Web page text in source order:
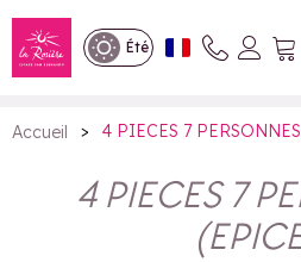
Été
4 PIECES 7
Accueil > 4 PIECES 7 PERSONNES
4 PIECES 7
(